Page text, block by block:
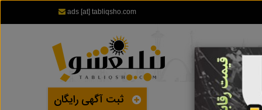
ads [at] tabliqsho.com
ثبت آگهی رایگان